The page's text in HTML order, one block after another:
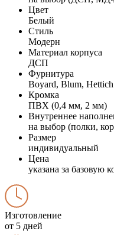
Цвет
Белый
Стиль
Модерн
Материал корпуса
ДСП
Фурнитура
Boyard, Blum, Hettich
Кромка
ПВХ (0,4 мм, 2 мм)
Внутреннее
на выбор (полки,
Размер
индивидуальный
Цена
указана за базовую
Изготовление
от 5 дней